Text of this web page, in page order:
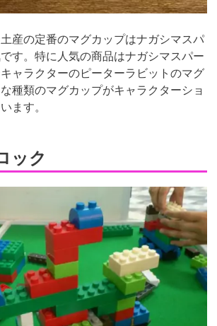
産の定番のマグカップはナガシマスパ
す。特に人気の商品はナガシマスパー
ャラクターのピーターラビットのマグ
種類のマグカップがキャラクターショ
ます。
ック